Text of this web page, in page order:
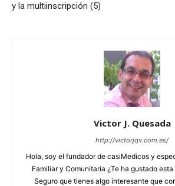
y la multiinscripción (5)
Victor J. Quesada
http://victorjqv.com.es/
Hola, soy el fundador de casiMedicos y
Familiar y Comunitaria ¿Te ha gustado
Seguro que tienes algo interesante que